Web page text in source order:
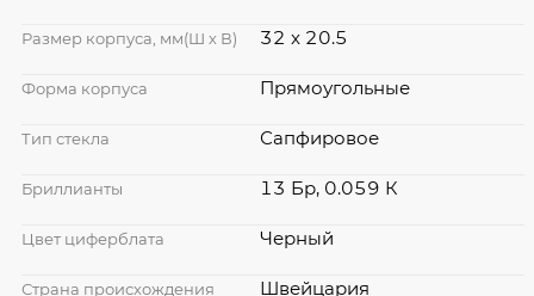
Размер корпуса, мм(Ш х В) 32 x 20.5
Форма корпуса Прямоугольные
Тип стекла Сапфировое
Бриллианты 13 Бр, 0.059 К
Цвет циферблата Черный
Страна происхождения Швейцария